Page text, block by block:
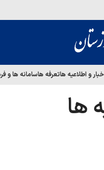
و اطلاعیه هاتعرفه هاسامانه ها و
ها